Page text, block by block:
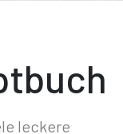
leckere